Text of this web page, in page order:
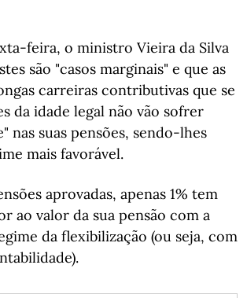
feira, o ministro Vieira da Silva
são "casos marginais" e que as
carreiras contributivas que se
da idade legal não vão sofrer
nas suas pensões, sendo-lhes
mais favorável.
aprovadas, apenas 1% tem
ao valor da sua pensão com a
da flexibilização (ou seja, com